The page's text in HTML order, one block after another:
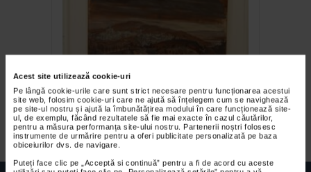
Acest site utilizează cookie-uri
Pe lângă cookie-urile care sunt strict necesare pentru funcționarea acestui
site web, folosim cookie-uri care ne ajută să înțelegem cum se navighează
pe site-ul nostru și ajută la îmbunătățirea modului în care funcționează site-
ul, de exemplu, făcând rezultatele să fie mai exacte în cazul căutărilor,
pentru a măsura performanța site-ului nostru. Partenerii noștri folosesc
instrumente de urmărire pentru a oferi publicitate personalizată pe baza
obiceiurilor dvs. de navigare.
Puteți face clic pe „Acceptă si continuă” pentru a fi de acord cu aceste
Constantin Flondor –
Cernautii si gustul cenusii